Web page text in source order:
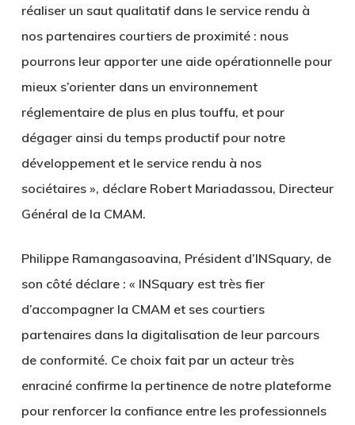
réaliser un saut qualitatif dans le service rendu à
nos partenaires courtiers de proximité : nous
pourrons leur apporter une aide opérationnelle pour
mieux s’orienter dans un environnement
réglementaire de plus en plus touffu, et pour
dégager ainsi du temps productif pour notre
développement et le service rendu à nos
sociétaires », déclare Robert Mariadassou, Directeur
Général de la CMAM.
Philippe Ramangasoavina, Président d’INSquary, de
son côté déclare : « INSquary est très fier
d’accompagner la CMAM et ses courtiers
partenaires dans la digitalisation de leur parcours
de conformité. Ce choix fait par un acteur très
enraciné confirme la pertinence de notre plateforme
pour renforcer la confiance entre les professionnels